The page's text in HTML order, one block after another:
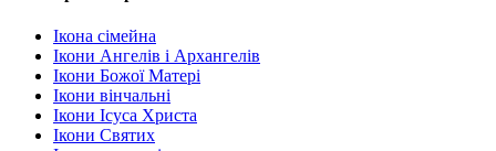
Ікона сімейна
Ікони Ангелів і Архангелів
Ікони Божої Матері
Ікони вінчальні
Ікони Ісуса Христа
Ікони Святих